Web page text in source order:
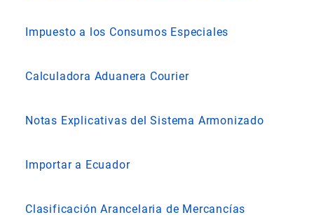
Impuesto a los Consumos Especiales
Calculadora Aduanera Courier
Notas Explicativas del Sistema Armonizado
Importar a Ecuador
Clasificación Arancelaria de Mercancías